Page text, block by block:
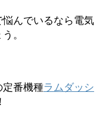
んでいるなら電気
。
定番機種ラムダッシ